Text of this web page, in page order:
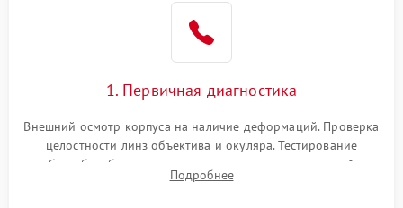
1. Первичная диагностика
Внешний осмотр корпуса на наличие деформаций. Проверка
целостности линз объектива и окуляра. Тестирование
работы барабанчиков ввода поправок, кольца отстройки
параллакса и зума. Выявление сколов, внутренних
Подробнее